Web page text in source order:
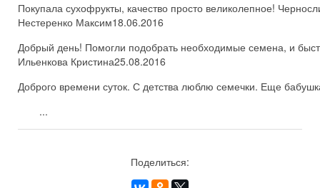
Покупала сухофрукты, качество просто великолепное!
Нестеренко Максим18.06.2016
Добрый день! Помогли подобрать необходимые семена, и
Ильенкова Кристина25.08.2016
Доброго времени суток. С детства люблю семечки. Еще
...
Поделиться: